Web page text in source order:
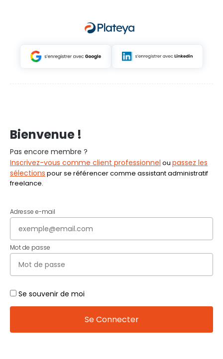
Bienvenue !
Pas encore membre ?
Inscrivez-vous comme client professionnel ou passez les
sélections pour se référencer comme assistant administratif
freelance.
Adresse e-mail
Mot de passe
Se souvenir de moi
Se Connecter